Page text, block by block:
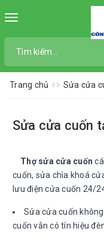
Toggle
Trang chủ Sửa cửa
Sửa cửa cuốn
Thợ sửa cửa cuốn
cuốn, sửa chìa khoá
lưu điện cửa cuốn 24/
Sửa cửa cuốn
cuốn vẫn có tín hiệu